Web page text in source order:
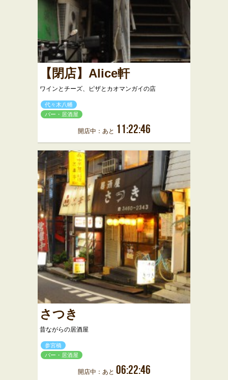
【閉店】Alice軒
ワインとチーズ、ピザとカオマンガイの店
代々木八幡
バー・居酒屋
開店中：あと 11:22:46
さつき
昔ながらの居酒屋
参宮橋
バー・居酒屋
開店中：あと 06:22:46